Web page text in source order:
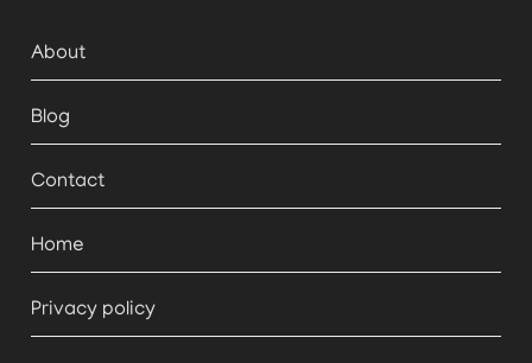
About
Blog
Contact
Home
Privacy policy